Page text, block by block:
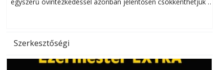
egyszerű óvintézkedéssel azonban jelentősen csökkenthetjük a
Szerkesztőségi